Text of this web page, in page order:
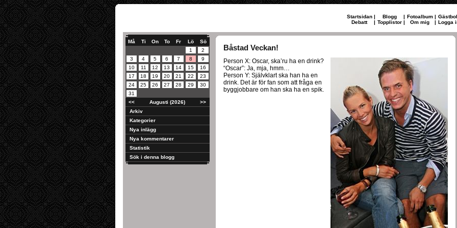
Startsidan | Blogg | Fotoalbum |
Debatt
| Topplistor | Om mig | Logga
Må Ti On To Fr Lö
Sö
1
2
3
4 5 6 7 8
9
10
11 12 13 14 15
16
17
18 19 20 21 22
23
24
25 26 27 28 29
30
31
<<
Augusti (2026)
>>
Arkiv
Kategorier
Nya inlägg
Nya kommentarer
Statistik
Sök i denna blogg
Båstad Veckan!
Person X: Oscar, ska’ru ha en drink?
“Oscar”: Ja, mja, hmm…
Person Y: Självklart ska han ha en
drink. Det är för fan som att fråga en
byggjobbare om han ska ha en spik.